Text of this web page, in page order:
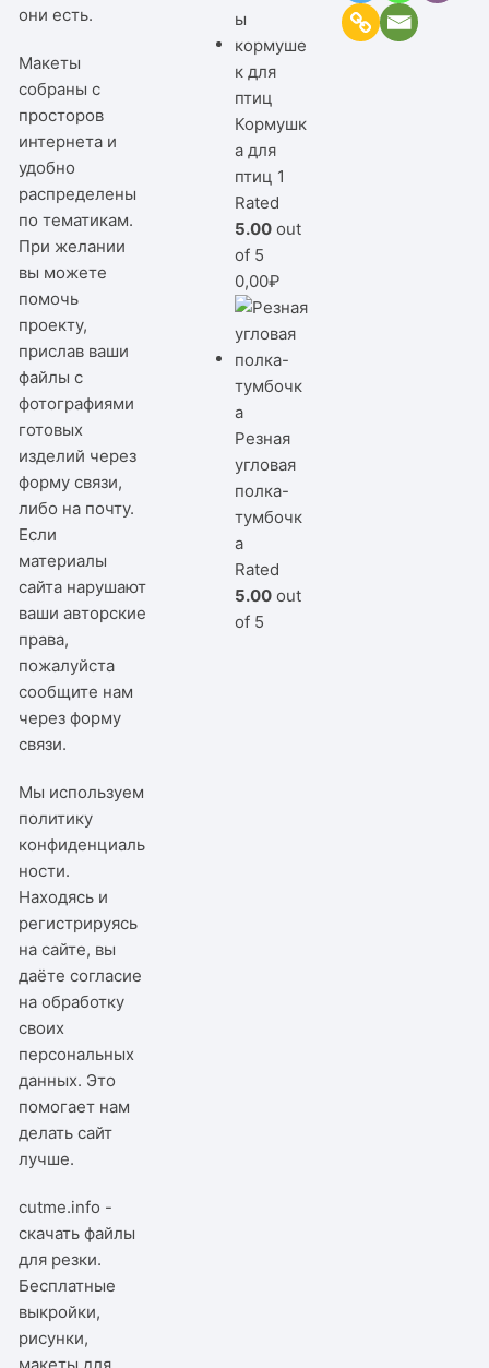
они есть.
Макеты
собраны с
просторов
интернета и
удобно
распределены
по тематикам.
При желании
вы можете
помочь
проекту,
прислав ваши
файлы с
фотографиями
готовых
изделий через
форму связи,
либо на почту.
Если
материалы
сайта нарушают
ваши авторские
права,
пожалуйста
сообщите нам
черезформу
связи.
Мы используем
политику
конфиденциаль
ности.
Находясь и
регистрируясь
на сайте, вы
даёте согласие
на обработку
своих
персональных
данных. Это
помогает нам
делать сайт
лучше.
Кормушк
а для
птиц 1
Rated
5.00 out
of 5
0,00₽
Резная
угловая
полка-
тумбочк
а
Rated
5.00 out
of 5
cutme.info -
скачать файлы
для резки.
Бесплатные
выкройки,
рисунки,